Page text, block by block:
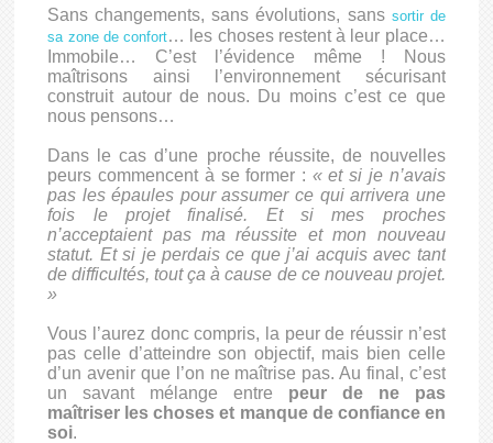
Sans changements, sans évolutions, sans sortir de
sa zone de confort… les choses restent à leur place…
Immobile… C’est l’évidence même ! Nous
maîtrisons ainsi l’environnement sécurisant
construit autour de nous. Du moins c’est ce que
nous pensons…
Dans le cas d’une proche réussite, de nouvelles
peurs commencent à se former : « et si je n’avais
pas les épaules pour assumer ce qui arrivera une
fois le projet finalisé. Et si mes proches
n’acceptaient pas ma réussite et mon nouveau
statut. Et si je perdais ce que j’ai acquis avec tant
de difficultés, tout ça à cause de ce nouveau projet.
»
Vous l’aurez donc compris, la peur de réussir n’est
pas celle d’atteindre son objectif, mais bien celle
d’un avenir que l’on ne maîtrise pas. Au final, c’est
un savant mélange entre peur de ne pas
maîtriser les choses et manque de confiance en
soi.